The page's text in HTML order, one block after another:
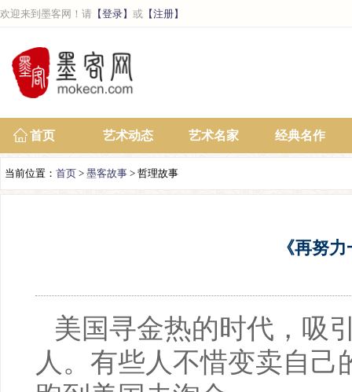
欢迎来到墨客网！请 【登录】 或 【注册】
首页 艺术动态 艺术名家 经典名作
当前位置： 首页 > 墨客故事 > 哲理故事
《再努
美国寻金热的时代，吸
人。有些人不惜变卖自